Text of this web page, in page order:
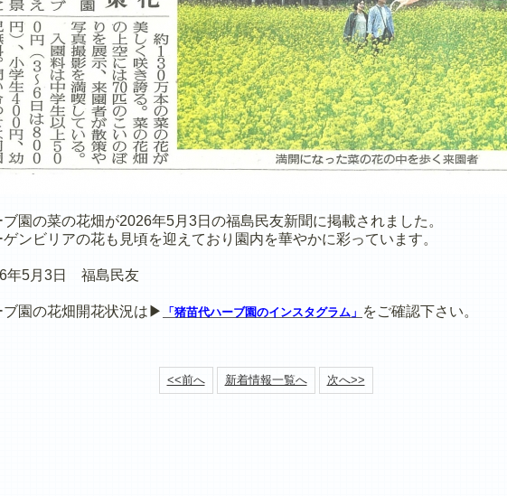
園の菜の花畑が2026年5月3日の福島民友新聞に掲載されました。
ンビリアの花も見頃を迎えており園内を華やかに彩っています。
年5月3日 福島民友
ブ園の花畑開花状況は▶ 「 猪苗代ハーブ園のインスタグラム」 をご確認下さい。
<<前へ 新着情報一覧へ 次へ>>